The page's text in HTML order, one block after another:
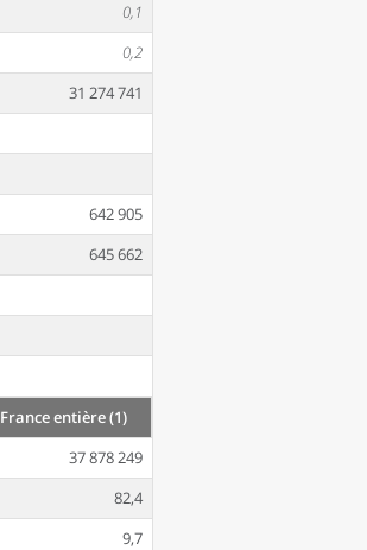
0,1
0,2
31 274 741
642 905
645 662
France entière (1)
37 878 249
82,4
9,7